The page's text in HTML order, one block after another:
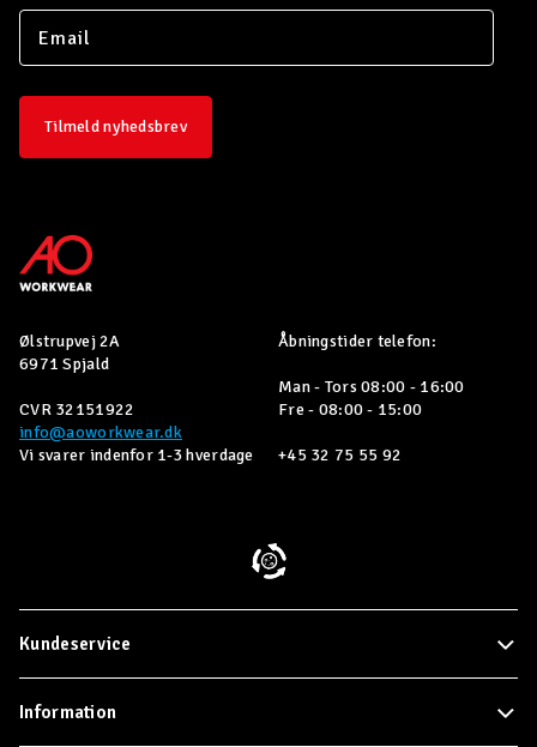
Tilmeld nyhedsbrev
Ølstrupvej 2A
6971 Spjald
CVR 32151922
info@aoworkwear.dk
Vi svarer indenfor 1-3 hverdage
Åbningstider telefon:
Man - Tors 08:00 - 16:00
Fre - 08:00 - 15:00
+45 32 75 55 92
Kundeservice
Information